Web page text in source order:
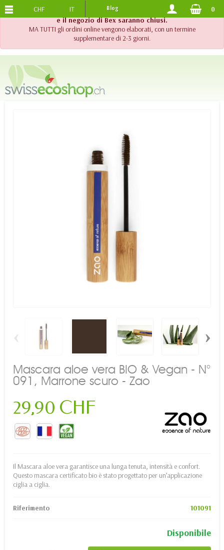
!! Importante !! Fino al 20 agosto 2026, l'assistenza telefonica
e il negozio di Bex saranno chiusi.
MA TUTTI gli ordini online vengono elaborati, con un termine
supplementare di 2-3 giorni.
SPEDIZIONE GRATUITADA 120.-
CHF IT Blog 0
‹ ›
Mascara aloe vera BIO & Vegan - N°
091, Marrone scuro - Zao
29,90 CHF
Il Mascara aloe vera garantisce una lunga tenuta, intensità e confort.
Questo mascara certificato bio è stato progettato per un’applicazione
ciglia a ciglia.
Riferimento 101091
Disponibile